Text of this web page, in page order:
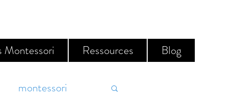
Ressources Blog
montessori